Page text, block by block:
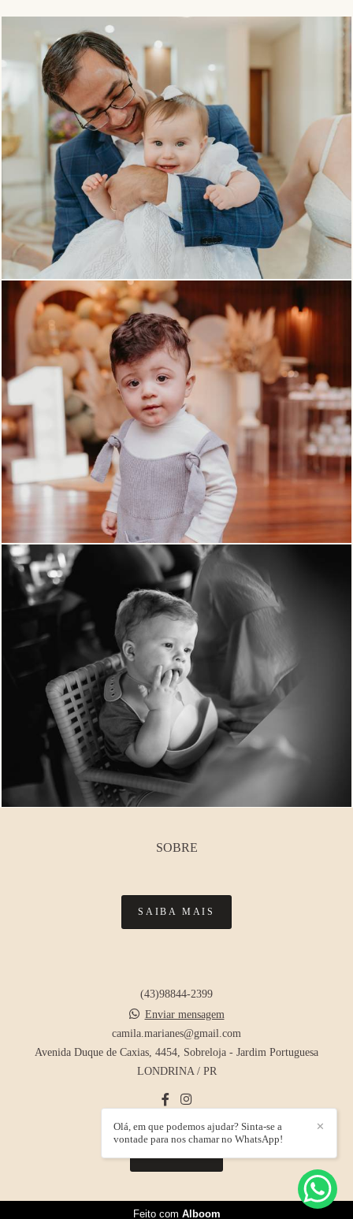
SOBRE
SAIBA MAIS
(43)98844-2399
Enviar mensagem
camila.marianes@gmail.com
Avenida Duque de Caxias, 4454, Sobreloja - Jardim Portuguesa
LONDRINA / PR
✕
Olá, em que podemos ajudar? Sinta-se a
vontade para nos chamar no WhatsApp!
Feito com Alboom